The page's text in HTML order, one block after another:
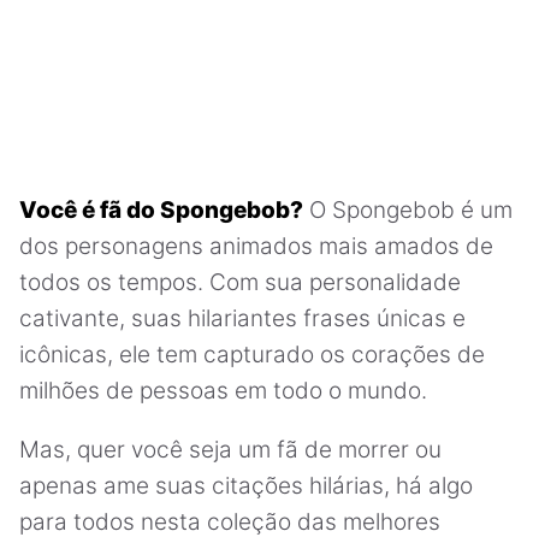
Você é fã do Spongebob? O Spongebob é um
dos personagens animados mais amados de
todos os tempos. Com sua personalidade
cativante, suas hilariantes frases únicas e
icônicas, ele tem capturado os corações de
milhões de pessoas em todo o mundo.
Mas, quer você seja um fã de morrer ou
apenas ame suas citações hilárias, há algo
para todos nesta coleção das melhores